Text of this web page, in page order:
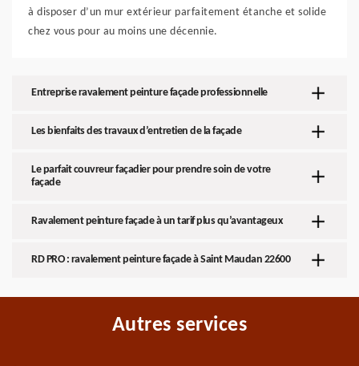
à disposer d’un mur extérieur parfaitement étanche et solide
chez vous pour au moins une décennie.
Entreprise ravalement peinture façade professionnelle
Les bienfaits des travaux d’entretien de la façade
Le parfait couvreur façadier pour prendre soin de votre
façade
Ravalement peinture façade à un tarif plus qu’avantageux
RD PRO : ravalement peinture façade à Saint Maudan 22600
Autres services